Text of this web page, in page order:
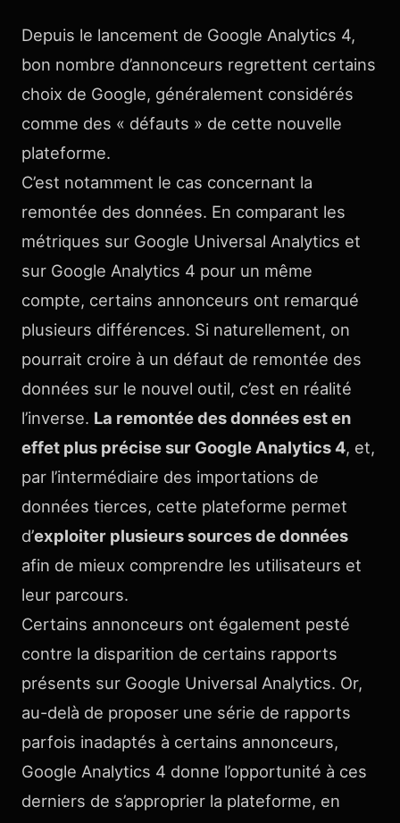
Depuis le lancement de Google Analytics 4,
bon nombre d’annonceurs regrettent certains
choix de Google, généralement considérés
comme des « défauts » de cette nouvelle
plateforme.
C’est notamment le cas concernant la
remontée des données. En comparant les
métriques sur Google Universal Analytics et
sur Google Analytics 4 pour un même
compte, certains annonceurs ont remarqué
plusieurs différences. Si naturellement, on
pourrait croire à un défaut de remontée des
données sur le nouvel outil, c’est en réalité
l’inverse. La remontée des données est en
effet plus précise sur Google Analytics 4, et,
par l’intermédiaire des importations de
données tierces, cette plateforme permet
d’exploiter plusieurs sources de données
afin de mieux comprendre les utilisateurs et
leur parcours.
Certains annonceurs ont également pesté
contre la disparition de certains rapports
présents sur Google Universal Analytics. Or,
au-delà de proposer une série de rapports
parfois inadaptés à certains annonceurs,
Google Analytics 4 donne l’opportunité à ces
derniers de s’approprier la plateforme, en